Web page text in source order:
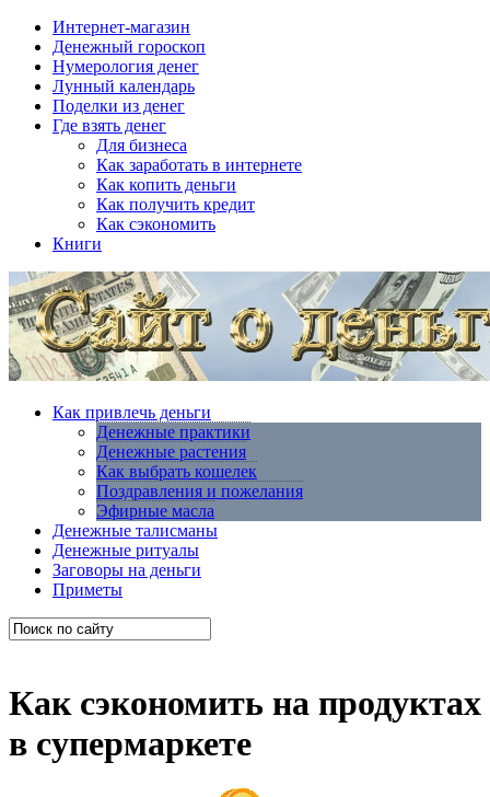
Интернет-магазин
Денежный гороскоп
Нумерология денег
Лунный календарь
Поделки из денег
Где взять денег
Для бизнеса
Как заработать в интернете
Как копить деньги
Как получить кредит
Как сэкономить
Книги
Как привлечь деньги
Денежные практики
Денежные растения
Как выбрать кошелек
Поздравления и пожелания
Эфирные масла
Денежные талисманы
Денежные ритуалы
Заговоры на деньги
Приметы
Как сэкономить на продуктах
в супермаркете